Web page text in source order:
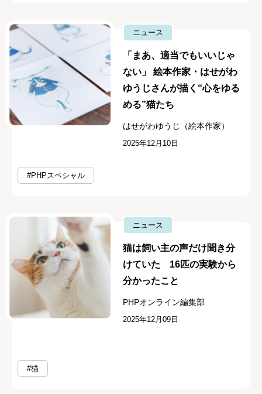
ニュース
「まあ、適当でもいいじゃ
ない」 絵本作家・はせがわ
ゆうじさんが描く“心をゆる
める”猫たち
はせがわゆうじ（絵本作家）
2025年12月10日
#PHPスペシャル
ニュース
猫は飼い主の声だけ聞き分
けていた 16匹の実験から
分かったこと
PHPオンライン編集部
2025年12月09日
#猫